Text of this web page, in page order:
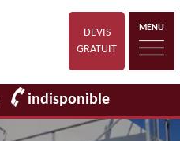
DEVIS
GRATUIT
MENU
indisponible